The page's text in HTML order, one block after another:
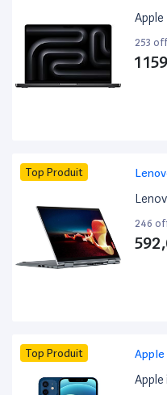
Apple
253
1
Top Produit
246
Top Produit Apple
Apple